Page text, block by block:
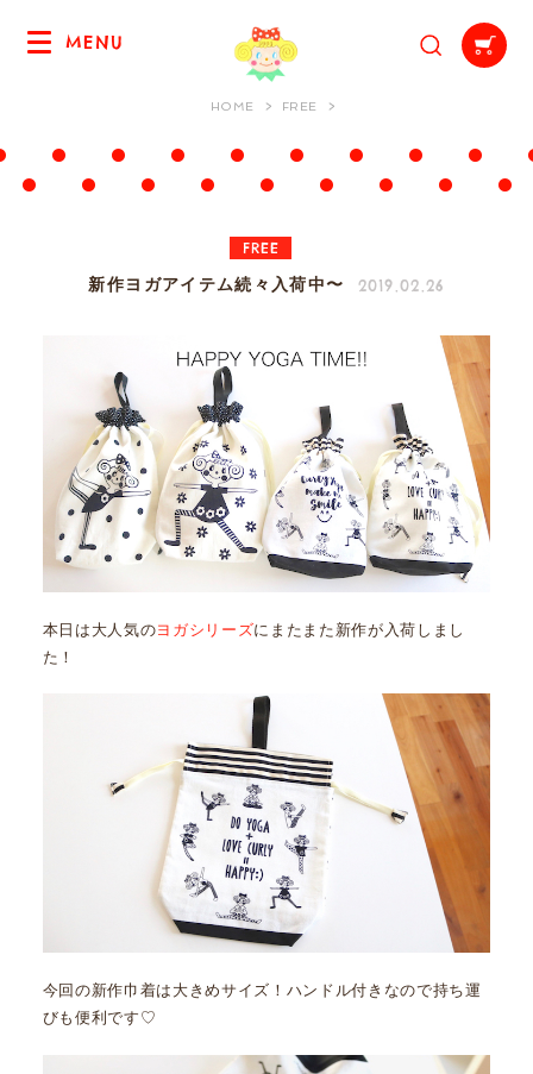
MENU
HOME FREE
FREE
新作ヨガアイテム続々入荷中〜 2019.02.26
本日は大人気のヨガシリーズにまたまた新作が入荷しまし
た！
今回の新作巾着は大きめサイズ！ハンドル付きなので持ち運
びも便利です♡